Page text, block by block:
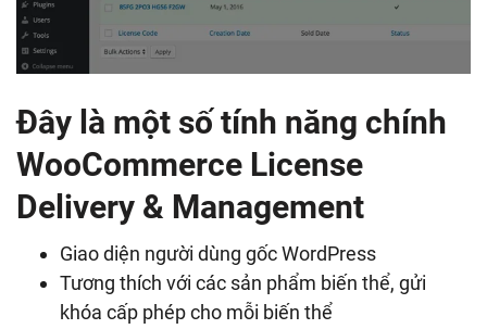
Đây là một số tính năng chính
WooCommerce License
Delivery & Management
Giao diện người dùng gốc WordPress
Tương thích với các sản phẩm biến thể, gửi
khóa cấp phép cho mỗi biến thể